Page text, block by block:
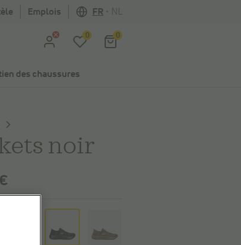
Emplois FR
0 0
des chaussures
noir